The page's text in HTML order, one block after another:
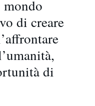
di creare
di